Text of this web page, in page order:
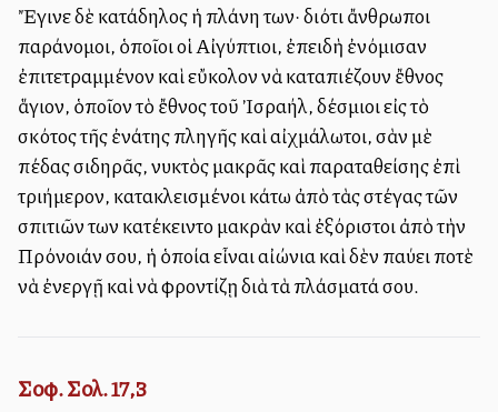
Ἔγινε δὲ κατάδηλος ἡ πλάνη των· διότι ἄνθρωποι
παράνομοι, ὁποῖοι οἱ Αἰγύπτιοι, ἐπειδὴ ἐνόμισαν
ἐπιτετραμμένον καὶ εὔκολον νὰ καταπιέζουν ἔθνος
ἅγιον, ὁποῖον τὸ ἔθνος τοῦ Ἰσραήλ, δέσμιοι εἰς τὸ
σκότος τῆς ἐνάτης πληγῆς καὶ αἰχμάλωτοι, σὰν μὲ
πέδας σιδηρᾶς, νυκτὸς μακρᾶς καὶ παραταθείσης ἐπὶ
τριήμερον, κατακλεισμένοι κάτω ἀπὸ τὰς στέγας τῶν
σπιτιῶν των κατέκειντο μακρὰν καὶ ἐξόριστοι ἀπὸ τὴν
Πρόνοιάν σου, ἡ ὁποία εἶναι αἰώνια καὶ δὲν παύει ποτὲ
νὰ ἐνεργῇ καὶ νὰ φροντίζῃ διὰ τὰ πλάσματά σου.
Σοφ. Σολ. 17,3